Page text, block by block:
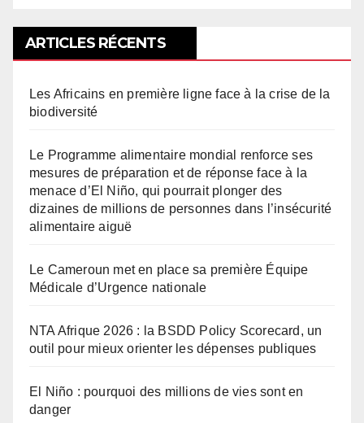
ARTICLES RÉCENTS
Les Africains en première ligne face à la crise de la
biodiversité
Le Programme alimentaire mondial renforce ses
mesures de préparation et de réponse face à la
menace d’El Niño, qui pourrait plonger des
dizaines de millions de personnes dans l’insécurité
alimentaire aiguë
Le Cameroun met en place sa première Équipe
Médicale d’Urgence nationale
NTA Afrique 2026 : la BSDD Policy Scorecard, un
outil pour mieux orienter les dépenses publiques
El Niño : pourquoi des millions de vies sont en
danger